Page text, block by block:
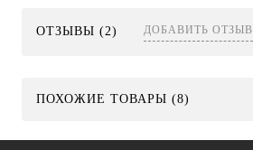
ОТЗЫВЫ (2) ДОБАВИТЬ ОТЗЫВ
ПОХОЖИЕ ТОВАРЫ (8)